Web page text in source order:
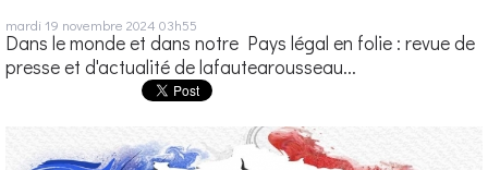
mardi 19 novembre 2024 03h55
Dans le monde et dans notre Pays légal en folie : revue de
presse et d'actualité de lafautearousseau...